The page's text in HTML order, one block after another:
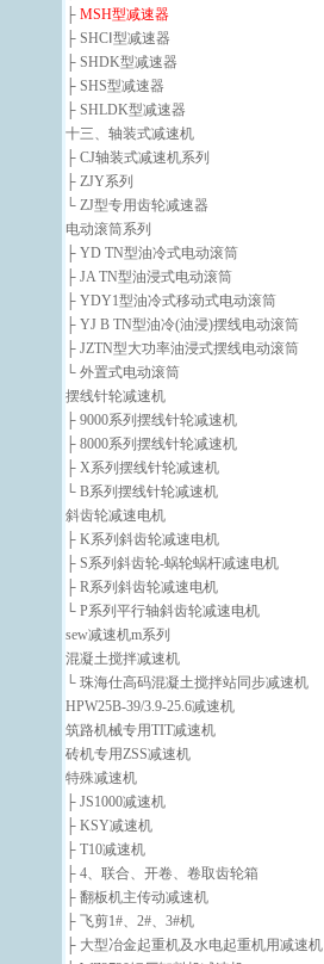
├ MSH型减速器
├ SHCⅠ型减速器
├ SHDK型减速器
├ SHS型减速器
├ SHLDK型减速器
十三、轴装式减速机
├ CJ轴装式减速机系列
├ ZJY系列
└ ZJ型专用齿轮减速器
电动滚筒系列
├ YD TN型油冷式电动滚筒
├ JA TN型油浸式电动滚筒
├ YDY1型油冷式移动式电动滚筒
├ YJ B TN型油冷(油浸)摆线电动滚筒
├ JZTN型大功率油浸式摆线电动滚筒
└ 外置式电动滚筒
摆线针轮减速机
├ 9000系列摆线针轮减速机
├ 8000系列摆线针轮减速机
├ X系列摆线针轮减速机
└ B系列摆线针轮减速机
斜齿轮减速电机
├ K系列斜齿轮减速电机
├ S系列斜齿轮-蜗轮蜗杆减速电机
├ R系列斜齿轮减速电机
└ P系列平行轴斜齿轮减速电机
sew减速机m系列
混凝土搅拌减速机
└ 珠海仕高码混凝土搅拌站同步减速机
HPW25B-39/3.9-25.6减速机
筑路机械专用TIT减速机
砖机专用ZSS减速机
特殊减速机
├ JS1000减速机
├ KSY减速机
├ T10减速机
├ 4、联合、开卷、卷取齿轮箱
├ 翻板机主传动减速机
├ 飞剪1#、2#、3#机
├ 大型冶金起重机及水电起重机用减速机